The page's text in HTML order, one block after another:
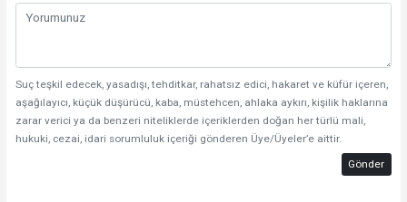
Suç teşkil edecek, yasadışı, tehditkar, rahatsız edici, hakaret ve küfür içeren,
aşağılayıcı, küçük düşürücü, kaba, müstehcen, ahlaka aykırı, kişilik haklarına
zarar verici ya da benzeri niteliklerde içeriklerden doğan her türlü mali,
hukuki, cezai, idari sorumluluk içeriği gönderen Üye/Üyeler’e aittir.
Gönder